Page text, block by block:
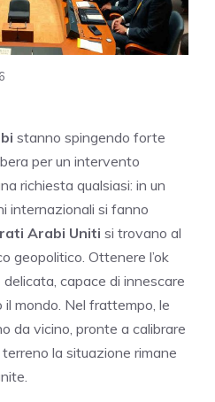
stanno spingendo forte
per un intervento
richiesta qualsiasi: in un
internazionali si fanno
Arabi Uniti si trovano al
geopolitico. Ottenere l’ok
capace di innescare
mondo. Nel frattempo, le
da vicino, pronte a calibrare
la situazione rimane